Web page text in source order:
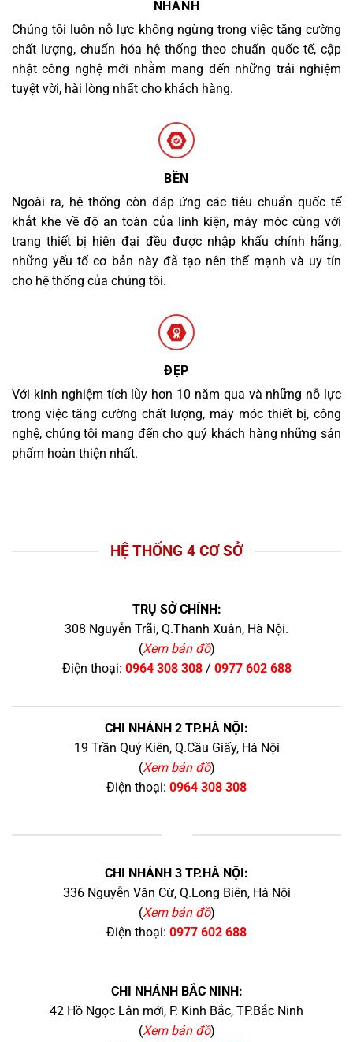
NHANH
Chúng tôi luôn nỗ lực không ngừng trong việc tăng cường
chất lượng, chuẩn hóa hệ thống theo chuẩn quốc tế, cập
nhật công nghệ mới nhằm mang đến những trải nghiệm
tuyệt vời, hài lòng nhất cho khách hàng.
BỀN
Ngoài ra, hệ thống còn đáp ứng các tiêu chuẩn quốc tế
khắt khe về độ an toàn của linh kiện, máy móc cùng với
trang thiết bị hiện đại đều được nhập khẩu chính hãng,
những yếu tố cơ bản này đã tạo nên thế mạnh và uy tín
cho hệ thống của chúng tôi.
ĐẸP
Với kinh nghiệm tích lũy hơn 10 năm qua và những nỗ lực
trong việc tăng cường chất lượng, máy móc thiết bị, công
nghệ, chúng tôi mang đến cho quý khách hàng những sản
phẩm hoàn thiện nhất.
HỆ THỐNG 4 CƠ SỞ
TRỤ SỞ CHÍNH:
308 Nguyễn Trãi, Q.Thanh Xuân, Hà Nội.
(Xem bản đồ)
Điện thoại: 0964 308 308/ 0977 602 688
CHI NHÁNH 2 TP.HÀ NỘI:
19 Trần Quý Kiên, Q.Cầu Giấy, Hà Nội
(Xem bản đồ)
Điện thoại: 0964 308 308
CHI NHÁNH 3 TP.HÀ NỘI:
336 Nguyễn Văn Cừ, Q.Long Biên, Hà Nội
(Xem bản đồ)
Điện thoại: 0977 602 688
CHI NHÁNH BẮC NINH:
42 Hồ Ngọc Lân mới, P. Kinh Bắc, TP.Bắc Ninh
(Xem bản đồ)